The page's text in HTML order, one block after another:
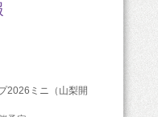
2026ミニ（山梨開